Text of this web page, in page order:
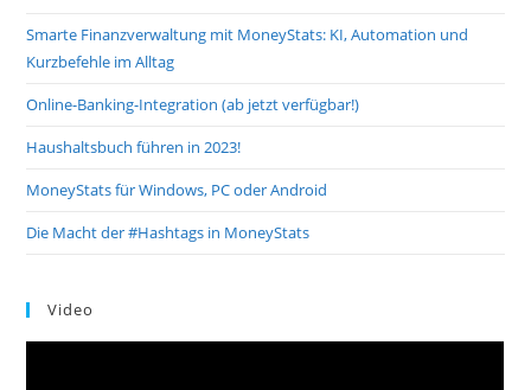
Smarte Finanzverwaltung mit MoneyStats: KI, Automation und
Kurzbefehle im Alltag
Online-Banking-Integration (ab jetzt verfügbar!)
Haushaltsbuch führen in 2023!
MoneyStats für Windows, PC oder Android
Die Macht der #Hashtags in MoneyStats
Video